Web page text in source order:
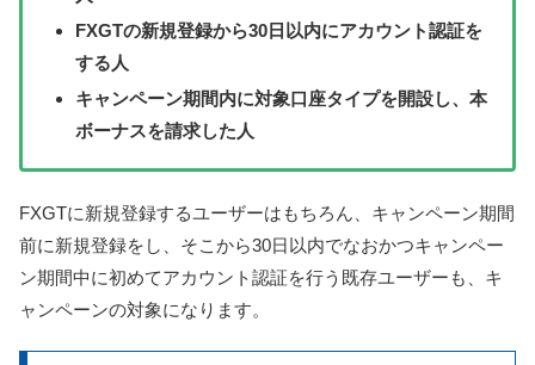
FXGTの新規登録から30日以内にアカウント認証を
する人
キャンペーン期間内に対象口座タイプを開設し、本
ボーナスを請求した人
FXGTに新規登録するユーザーはもちろん、キャンペーン期間
前に新規登録をし、そこから30日以内でなおかつキャンペー
ン期間中に初めてアカウント認証を行う既存ユーザーも、キ
ャンペーンの対象になります。